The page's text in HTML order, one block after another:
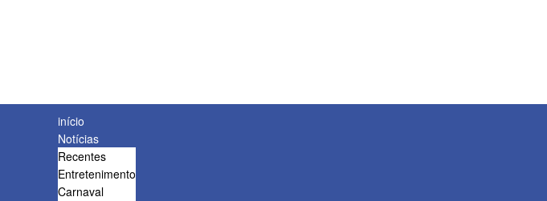
início
Notícias
Recentes
Entretenimento
Carnaval